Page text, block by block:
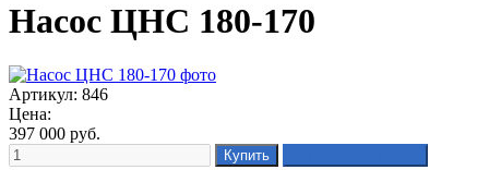
Насос ЦНС 180-170
Артикул: 846
Цена:
397 000 руб.